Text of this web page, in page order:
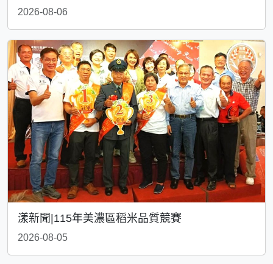
2026-08-06
漾新聞|115年美濃區稻米品質競賽
2026-08-05